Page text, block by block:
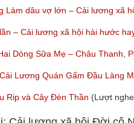
Làm dâu vợ lớn – Cải lương xã
– Cải lương xã hội hài hước
Dòng Sữa Mẹ – Châu Thanh,
Lương Quán Gấm Đầu Làng
Rip và Cây Đèn Thần (Lượt